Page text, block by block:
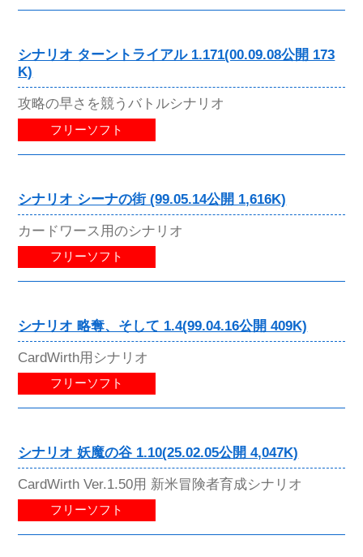
シナリオ ターントライアル 1.171(00.09.08公開 173
K)
攻略の早さを競うバトルシナリオ
フリーソフト
シナリオ シーナの街 (99.05.14公開 1,616K)
カードワース用のシナリオ
フリーソフト
シナリオ 略奪、そして 1.4(99.04.16公開 409K)
CardWirth用シナリオ
フリーソフト
シナリオ 妖魔の谷 1.10(25.02.05公開 4,047K)
CardWirth Ver.1.50用 新米冒険者育成シナリオ
フリーソフト